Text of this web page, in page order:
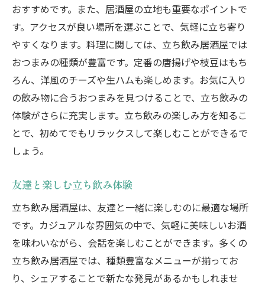
おすすめです。また、居酒屋の立地も重要なポイントで
す。アクセスが良い場所を選ぶことで、気軽に立ち寄り
やすくなります。料理に関しては、立ち飲み居酒屋では
おつまみの種類が豊富です。定番の唐揚げや枝豆はもち
ろん、洋風のチーズや生ハムも楽しめます。お気に入り
の飲み物に合うおつまみを見つけることで、立ち飲みの
体験がさらに充実します。立ち飲みの楽しみ方を知るこ
とで、初めてでもリラックスして楽しむことができるで
しょう。
友達と楽しむ立ち飲み体験
立ち飲み居酒屋は、友達と一緒に楽しむのに最適な場所
です。カジュアルな雰囲気の中で、気軽に美味しいお酒
を味わいながら、会話を楽しむことができます。多くの
立ち飲み居酒屋では、種類豊富なメニューが揃ってお
り、シェアすることで新たな発見があるかもしれませ